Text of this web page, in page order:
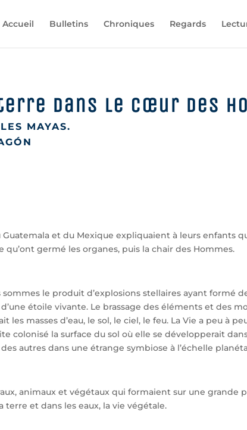
Accueil Bulletins Chroniques Regards
dans le cœur des
MAYAS.
et du Mexique expliquaient à leurs enfants
germé les organes, puis la chair des Hommes.
le produit d’explosions stellaires ayant formé
étoile vivante. Le brassage des éléments et des
masses d’eau, le sol, le ciel, le feu. La Vie a peu à
colonisé la surface du sol où elle se développerait
autres dans une étrange symbiose à l’échelle
animaux et végétaux qui formaient sur une grande
et dans les eaux, la vie végétale.